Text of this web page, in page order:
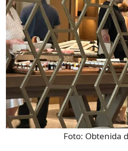
Foto: Obtenida